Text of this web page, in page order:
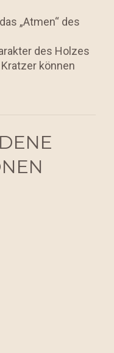
„Atmen“ des
des Holzes
können